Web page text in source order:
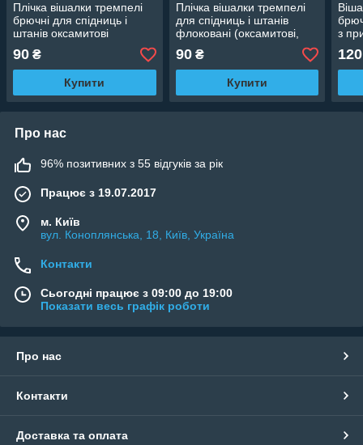
Плічка вішалки тремпелі
брючні для спідниць і
штанів оксамитові
(флоковані) з прищіпками
сині, 33 см
90 ₴
Купити
Плічка вішалки тремпелі
для спідниць і штанів
флоковані (оксамитові,
90₴
Купити
з
120
Про нас
96% позитивних з 55 відгуків за рік
Працює з 19.07.2017
м. Київ
вул. Коноплянська, 18, Київ, Україна
Контакти
Сьогодні працює з 09:00 до 19:00
Показати весь графік роботи
Про нас
Контакти
Доставка та оплата